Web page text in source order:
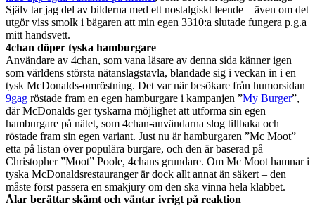
Själv tar jag del av bilderna med ett nostalgiskt leende – även om det
utgör viss smolk i bägaren att min egen 3310:a slutade fungera p.g.a
mitt handsvett.
4chan döper tyska hamburgare
Användare av 4chan, som vana läsare av denna sida känner igen
som världens största nätanslagstavla, blandade sig i veckan in i en
tysk McDonalds-omröstning. Det var när besökare från humorsidan
9gag röstade fram en egen hamburgare i kampanjen ”My Burger”,
där McDonalds ger tyskarna möjlighet att utforma sin egen
hamburgare på nätet, som 4chan-användarna slog tillbaka och
röstade fram sin egen variant. Just nu är hamburgaren ”Mc Moot”
etta på listan över populära burgare, och den är baserad på
Christopher ”Moot” Poole, 4chans grundare. Om Mc Moot hamnar i
tyska McDonaldsrestauranger är dock allt annat än säkert – den
måste först passera en smakjury om den ska vinna hela klabbet.
Ålar berättar skämt och väntar ivrigt på reaktion